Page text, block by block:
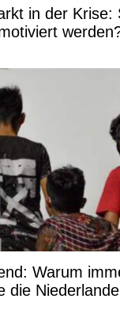
in der Krise:
Warum
die